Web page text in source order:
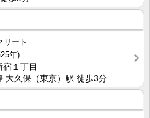
リート
年)
１丁目
大久保（東京）駅 徒歩3分